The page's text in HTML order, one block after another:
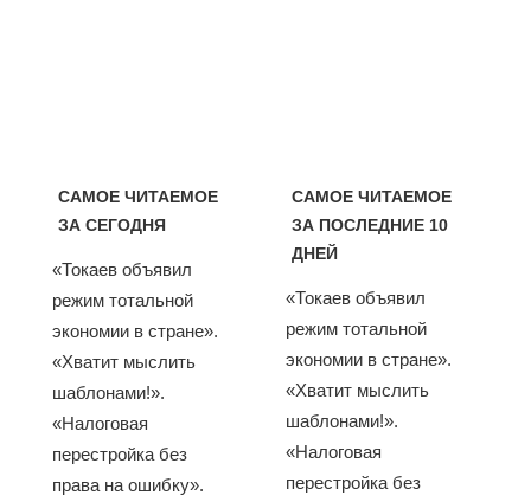
САМОЕ ЧИТАЕМОЕ
ЗА СЕГОДНЯ
«Токаев объявил
режим тотальной
экономии в стране».
«Хватит мыслить
шаблонами!».
«Налоговая
перестройка без
права на ошибку».
САМОЕ ЧИТАЕМОЕ
ЗА ПОСЛЕДНИЕ 10
ДНЕЙ
«Токаев объявил
режим тотальной
экономии в стране».
«Хватит мыслить
шаблонами!».
«Налоговая
перестройка без